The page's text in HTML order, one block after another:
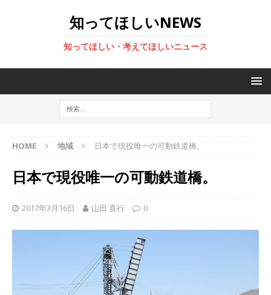
知ってほしいNEWS
知ってほしい・考えてほしいニュース
HOME 地域 日本で現役唯一の可動鉄道橋。
日本で現役唯一の可動鉄道橋。
2017年3月16日 山田 直行 0